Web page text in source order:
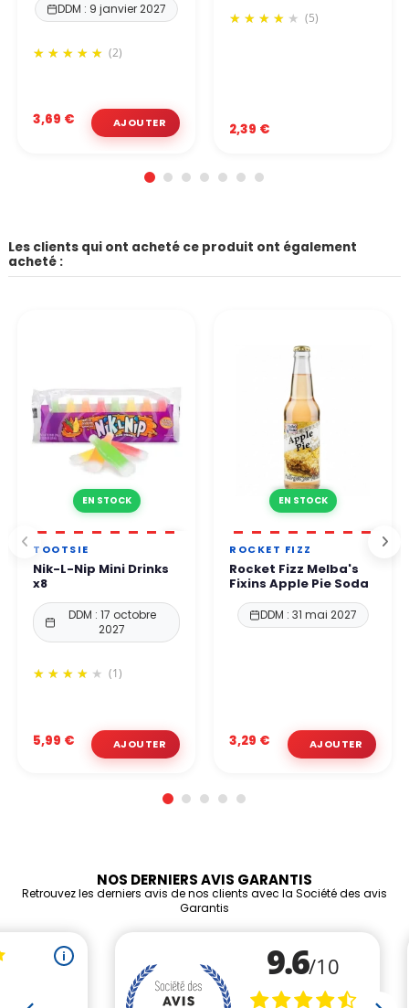
DDM : 9 janvier 2027
(2)
3,69 €
(5)
2,39 €
Les clients qui ont acheté ce produit ont également
acheté :
EN STOCK
TOOTSIE
Nik-L-Nip Mini Drinks
x8
DDM : 17 octobre
2027
(1)
5,99 €
EN STOCK
ROCKET FIZZ
Rocket Fizz Melba's
Fixins Apple Pie Soda
DDM : 31 mai 2027
3,29 €
NOS DERNIERS AVIS GARANTIS
Retrouvez les derniers avis de nos clients avec la Société des avis
Garantis